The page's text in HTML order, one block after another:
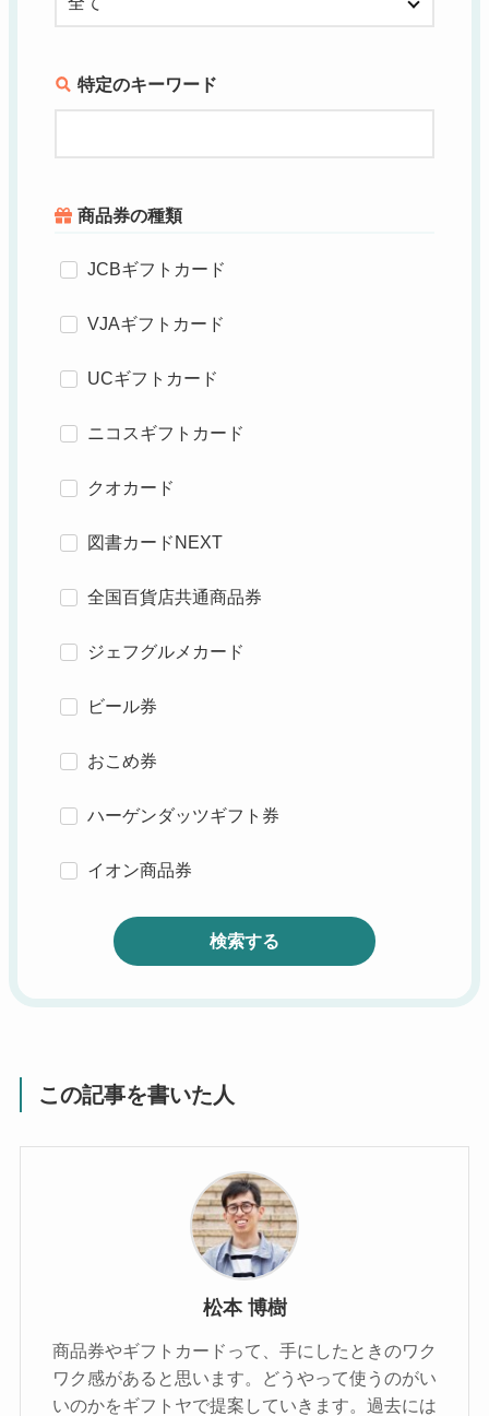
特定のキーワード
商品券の種類
JCBギフトカード
VJAギフトカード
UCギフトカード
ニコスギフトカード
クオカード
図書カードNEXT
全国百貨店共通商品券
ジェフグルメカード
ビール券
おこめ券
ハーゲンダッツギフト券
イオン商品券
検索する
この記事を書いた人
松本 博樹
商品券やギフトカードって、手にしたときのワク
ワク感があると思います。どうやって使うのがい
いのかをギフトヤで提案していきます。過去には